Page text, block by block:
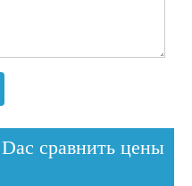
сравнить цены